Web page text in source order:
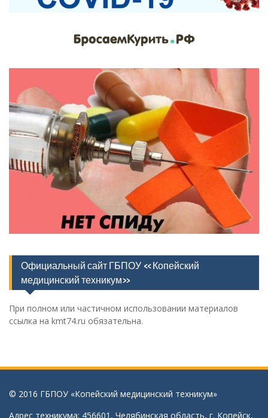
Официальный сайт ГБПОУ «Копейский
медицинский техникум»
При полном или частичном использовании материалов
ссылка на kmt74.ru обязательна.
© 2016 ГБПОУ «Копейский медицинский техникум»
Адрес техникума: 456601, Челябинская область, г. Копейск,